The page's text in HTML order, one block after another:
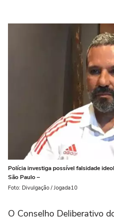
Polícia investiga possível falsidade
São Paulo –
Foto: Divulgação / Jogada10
O Conselho Deliberativo